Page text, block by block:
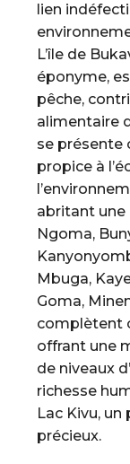
lien
L’île de
éponyme,
pêche,
alimentaire
se présente
propice à
abritant une
Ngoma,
Mbuga,
Goma,
complètent
offrant une
de niveaux
richesse
Lac Kivu,
précieux.